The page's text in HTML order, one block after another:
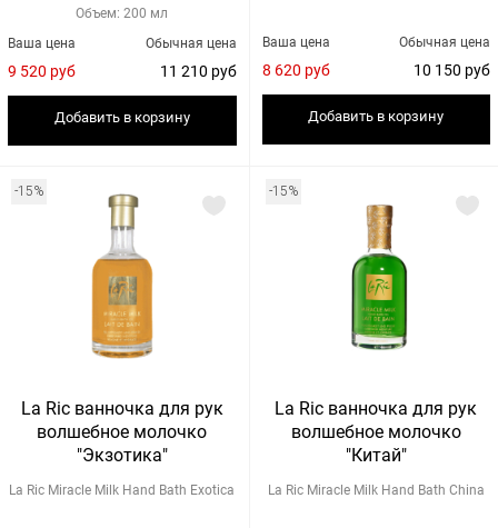
Объем: 200 мл
Обычная цена
11 210 руб
Ваша цена
9 520 руб
Добавить в корзину
Обычная цена
10 150 руб
Ваша цена
8 620 руб
Добавить в корзину
-15%
La Ric ванночка для рук
волшебное молочко
"Экзотика"
La Ric Miracle Milk Hand Bath Exotica
-15%
La Ric ванночка для рук
волшебное молочко
"Китай"
La Ric Miracle Milk Hand Bath China